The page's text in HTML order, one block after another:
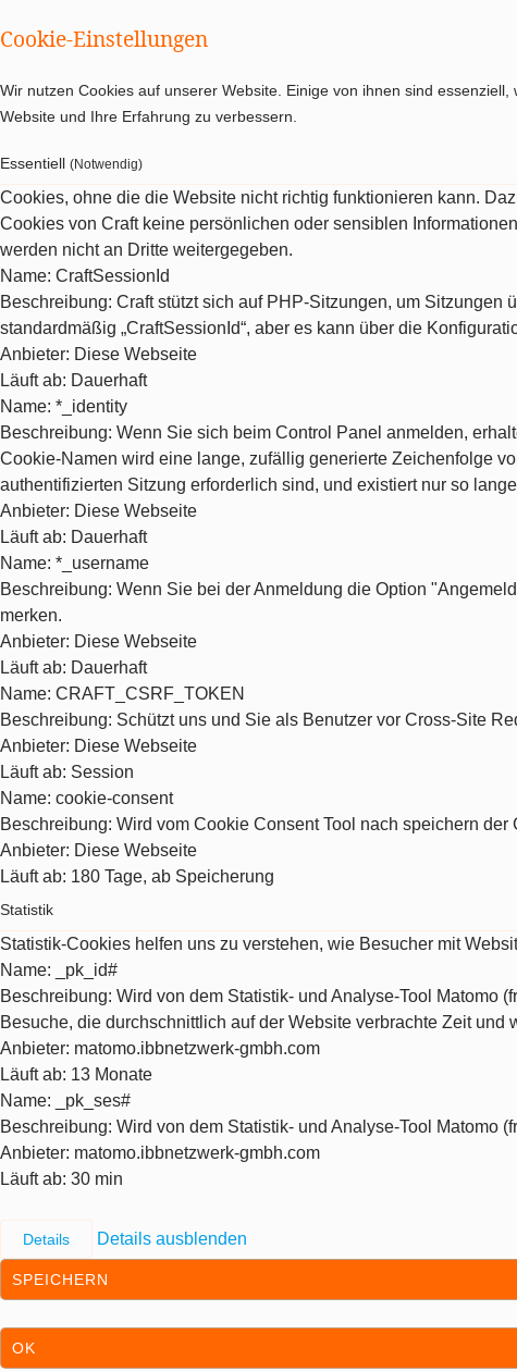
Cookie-Einstellungen
Wir nutzen Cookies auf unserer Website. Einige von ihnen sind
Website und Ihre Erfahrung zu verbessern.
Essentiell (Notwendig)
Cookies, ohne die die Website nicht richtig funktionieren kann.
Cookies von Craft keine persönlichen oder sensiblen
werden nicht an Dritte weitergegeben.
Name: CraftSessionId
Beschreibung: Craft stützt sich auf PHP-Sitzungen, um
standardmäßig „CraftSessionId“, aber es kann über die
Anbieter: Diese Webseite
Läuft ab: Dauerhaft
Name: *_identity
Beschreibung: Wenn Sie sich beim Control Panel anmelden,
Cookie-Namen wird eine lange, zufällig generierte Zeichenfolge
authentifizierten Sitzung erforderlich sind, und existiert nur so
Anbieter: Diese Webseite
Läuft ab: Dauerhaft
Name: *_username
Beschreibung: Wenn Sie bei der Anmeldung die Option
merken.
Anbieter: Diese Webseite
Läuft ab: Dauerhaft
Name: CRAFT_CSRF_TOKEN
Beschreibung: Schützt uns und Sie als Benutzer vor Cross-Site
Anbieter: Diese Webseite
Läuft ab: Session
Name: cookie-consent
Beschreibung: Wird vom Cookie Consent Tool nach speichern
Anbieter: Diese Webseite
Läuft ab: 180 Tage, ab Speicherung
Statistik
Statistik-Cookies helfen uns zu verstehen, wie Besucher mit
Name: _pk_id#
Beschreibung: Wird von dem Statistik- und Analyse-Tool Matomo
Besuche, die durchschnittlich auf der Website verbrachte Zeit und
Anbieter: matomo.ibbnetzwerk-gmbh.com
Läuft ab: 13 Monate
Name: _pk_ses#
Beschreibung: Wird von dem Statistik- und Analyse-Tool Matomo
Anbieter: matomo.ibbnetzwerk-gmbh.com
Läuft ab: 30 min
Details Details ausblenden
SPEICHERN
OK